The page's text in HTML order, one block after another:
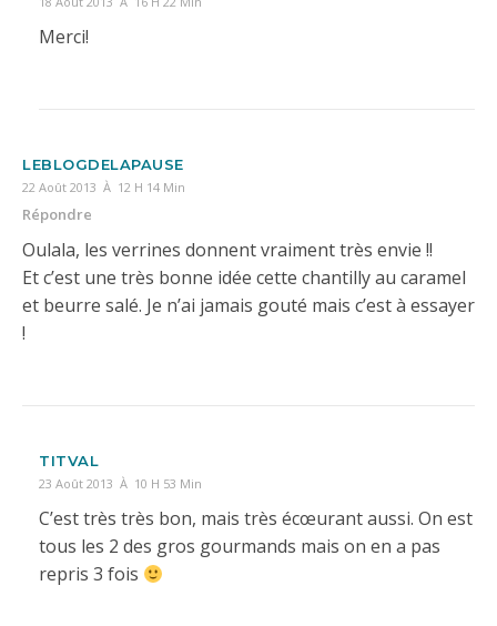
Merci!
LEBLOGDELAPAUSE
22 Août 2013 À 12 H 14 Min
Répondre
Oulala, les verrines donnent vraiment très envie !!
Et c’est une très bonne idée cette chantilly au caramel
et beurre salé. Je n’ai jamais gouté mais c’est à essayer
!
TITVAL
23 Août 2013 À 10 H 53 Min
C’est très très bon, mais très écœurant aussi. On est
tous les 2 des gros gourmands mais on en a pas
repris 3 fois